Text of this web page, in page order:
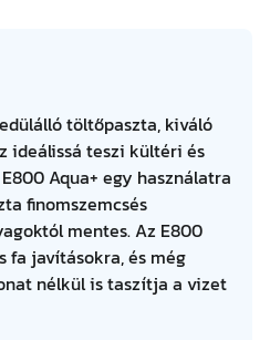
töltőpaszta, kiváló
ideálissá teszi kültéri és
Aqua+ egy használatra
finomszemcsés
mentes. Az E800
fa javításokra, és még
nélkül is taszítja a vizet